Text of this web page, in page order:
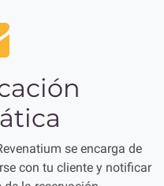
se encarga de
con tu cliente y notificar